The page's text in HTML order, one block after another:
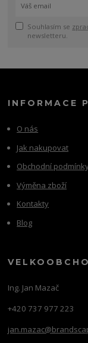
Souhlasím se
newsletteru.
INFORMACE
O nás
Jak nakupovat
Obchodní
Výměna zboží
Kontakty
Blog
Ing. Jan Mazač
+420 737 977 223